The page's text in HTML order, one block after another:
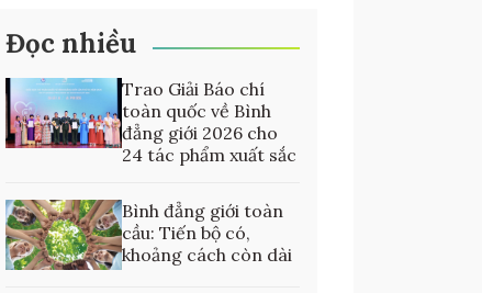
Đọc nhiều
Trao Giải Báo chí
toàn quốc về Bình
đẳng giới 2026 cho
24 tác phẩm xuất sắc
Bình đẳng giới toàn
cầu: Tiến bộ có,
khoảng cách còn dài